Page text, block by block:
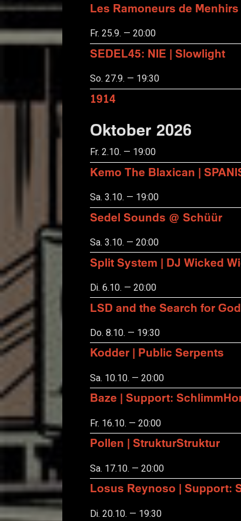
Les Ramoneurs de
Fr. 25.9. — 20:00
SEDEL45: NIE | Slowlight
So. 27.9. — 19:30
1914
Oktober 2026
Fr. 2.10. — 19:00
Kemo The Blaxican |
Sa. 3.10. — 19:00
Sedel Sounds @ Schüür
Sa. 3.10. — 20:00
Split System | DJ Wicked
Di. 6.10. — 20:00
LSD and the Search for
Do. 8.10. — 19:30
Kodder | Public Serpents
Sa. 10.10. — 20:00
Baze | Support:
Fr. 16.10. — 20:00
Pollen | StrukturStruktur
Sa. 17.10. — 20:00
Losus Reynoso | Support:
Di. 20.10. — 19:30